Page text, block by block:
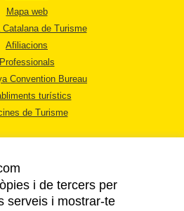
Mapa web
Catalana de Turisme
Afiliacions
Professionals
Convention Bureau
turístics
de Turisme
i de tercers per
serveis i mostrar-te